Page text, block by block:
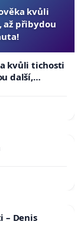
kvůli
přibydou
kvůli tichosti
další,
– Denis